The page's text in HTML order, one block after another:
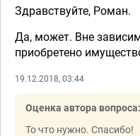
Здравствуйте, Роман.
Да, может. Вне
приобретено
19.12.2018, 03:44
Оценка автора вопроса:
То что нужно. Спасибо!